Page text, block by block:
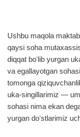
Ushbu maqola
qaysi soha
diqqat boʻlib yurgan
va egallayotgan
tomonga
uka-singillarimiz —
sohasi nima ekan
yurgan doʻstlarimiz